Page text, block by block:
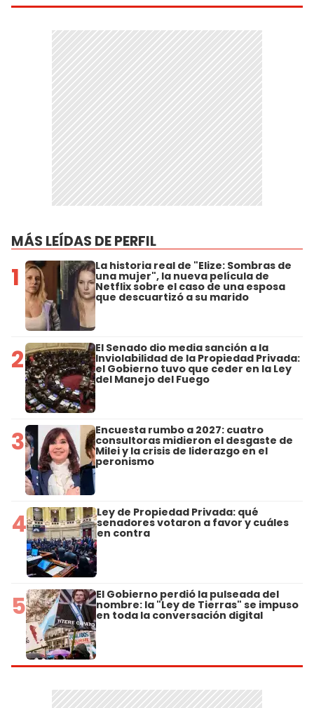
MÁS LEÍDAS DE PERFIL
1 La historia real de "Elize: Sombras de
una mujer", la nueva película de
Netflix sobre el caso de una esposa
que descuartizó a su marido
2 El Senado dio media sanción a la
Inviolabilidad de la Propiedad Privada:
el Gobierno tuvo que ceder en la Ley
del Manejo del Fuego
3 Encuesta rumbo a 2027: cuatro
consultoras midieron el desgaste de
Milei y la crisis de liderazgo en el
peronismo
4 Ley de Propiedad Privada: qué
senadores votaron a favor y cuáles
en contra
5 El Gobierno perdió la pulseada del
nombre: la "Ley de Tierras" se impuso
en toda la conversación digital